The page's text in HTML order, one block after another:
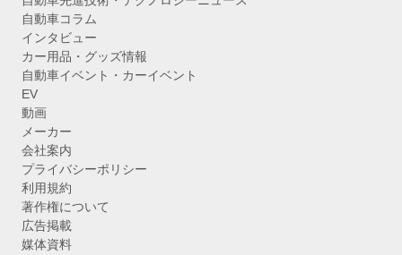
自動車コラム
インタビュー
カー用品・グッズ情報
自動車イベント・カーイベント
EV
動画
メーカー
会社案内
プライバシーポリシー
利用規約
著作権について
広告掲載
媒体資料